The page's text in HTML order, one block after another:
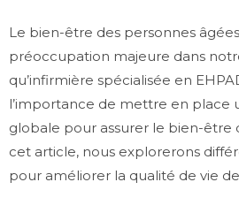
Le bien-être des personnes
préoccupation majeure dans
qu’infirmière spécialisée en
l’importance de mettre en place
globale pour assurer le bien-être
cet article, nous explorerons
pour améliorer la qualité de vie